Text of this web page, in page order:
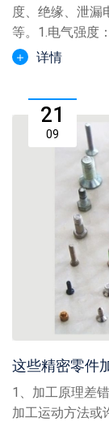
度、绝缘、泄漏
等。1.电气强度：
详情
21
09
这些精密零件
1、加工原理差
加工运动方法或